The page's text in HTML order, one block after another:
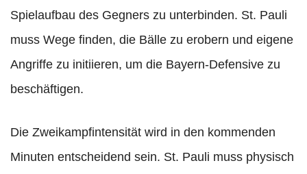
Spielaufbau des Gegners zu unterbinden. St. Pauli
muss Wege finden, die Bälle zu erobern und eigene
Angriffe zu initiieren, um die Bayern-Defensive zu
beschäftigen.
Die Zweikampfintensität wird in den kommenden
Minuten entscheidend sein. St. Pauli muss physisch